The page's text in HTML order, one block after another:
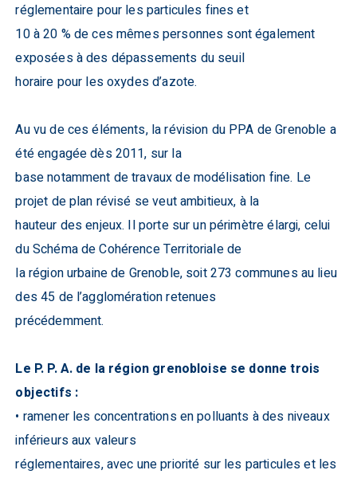
réglementaire pour les particules fines et
10 à 20 % de ces mêmes personnes sont également
exposées à des dépassements du seuil
horaire pour les oxydes d’azote.
Au vu de ces éléments, la révision du PPA de Grenoble a
été engagée dès 2011, sur la
base notamment de travaux de modélisation fine. Le
projet de plan révisé se veut ambitieux, à la
hauteur des enjeux. Il porte sur un périmètre élargi, celui
du Schéma de Cohérence Territoriale de
la région urbaine de Grenoble, soit 273 communes au lieu
des 45 de l’agglomération retenues
précédemment.
Le P. P. A. de la région grenobloise se donne trois
objectifs :
• ramener les concentrations en polluants à des niveaux
inférieurs aux valeurs
réglementaires, avec une priorité sur les particules et les